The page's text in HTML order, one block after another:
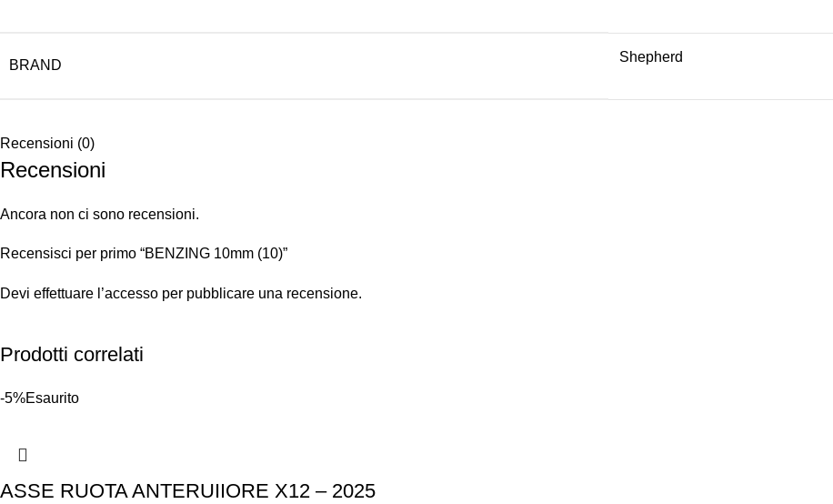
BRAND
Shepherd
Recensioni (0)
Recensioni
Ancora non ci sono recensioni.
Recensisci per primo “BENZING 10mm (10)”
Devi effettuare l’accesso per pubblicare una recensione.
Prodotti correlati
-5%Esaurito
ASSE RUOTA ANTERUIIORE X12 – 2025